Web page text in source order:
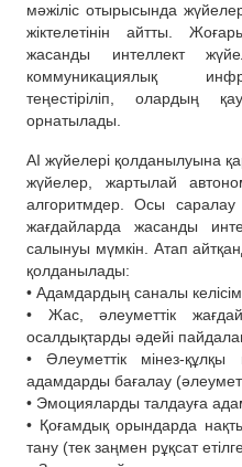
мәжіліс отырысында
жіктелетінін айтты.
жасанды интеллект
коммуникациялық
теңестіріліп, олардың
орнатылады.
AI жүйелері қолданылуына
жүйелер, жартылай
алгоритмдер. Осы саралау
жағдайларда жасанды
салынуы мүмкін. Атап
қолданылады:
• Адамдардың саналы
• Жас, әлеуметтік
осалдықтарды әдейі
• Әлеуметтік мінез-
адамдарды бағалау
• Эмоцияларды талдауға
• Қоғамдық орындарда
тану (тек заңмен рұқсат